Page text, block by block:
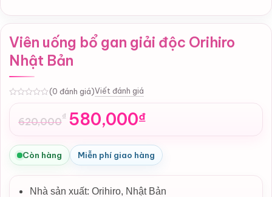
Viên uống bổ gan giải độc Orihiro
Nhật Bản
(0 đánh giá)Viết đánh giá
620,000₫
Giá
gốc
là:
620,000₫.
580,000₫
Giá
hiện
tại
là:
580,000₫.
Còn hàng Miễn phí giao hàng
Nhà sản xuất: Orihiro, Nhật Bản